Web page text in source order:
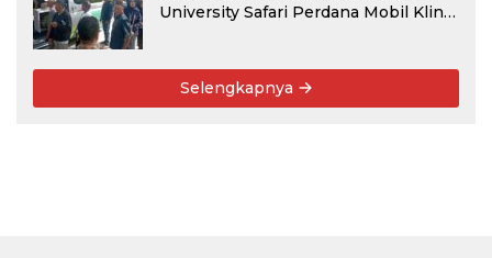
University Safari Perdana Mobil Klinik
Selengkapnya